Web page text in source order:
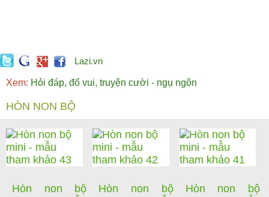
Lazi.vn
Xem: Hỏi đáp, đố vui, truyện cười - ngụ ngôn
HÒN NON BỘ
Hòn non bộ
Hòn non bộ
Hòn non bộ